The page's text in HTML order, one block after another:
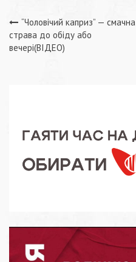
Навігація
записів
“Чоловічий каприз” — смачна
страва до обіду або
вечері(ВІДЕО)